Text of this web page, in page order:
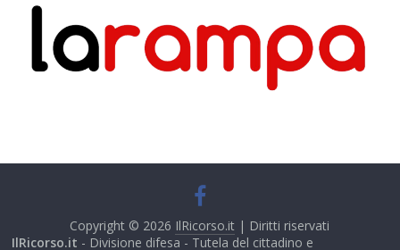
Copyright © 2026 IlRicorso.it | Diritti riservati
IlRicorso.it - Divisione difesa - Tutela del cittadino e